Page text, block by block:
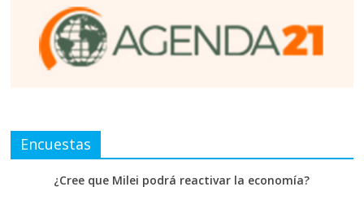
Encuestas
¿Cree que Milei podrá reactivar la economía?